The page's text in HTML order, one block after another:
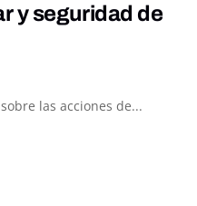
y seguridad de
las acciones de...